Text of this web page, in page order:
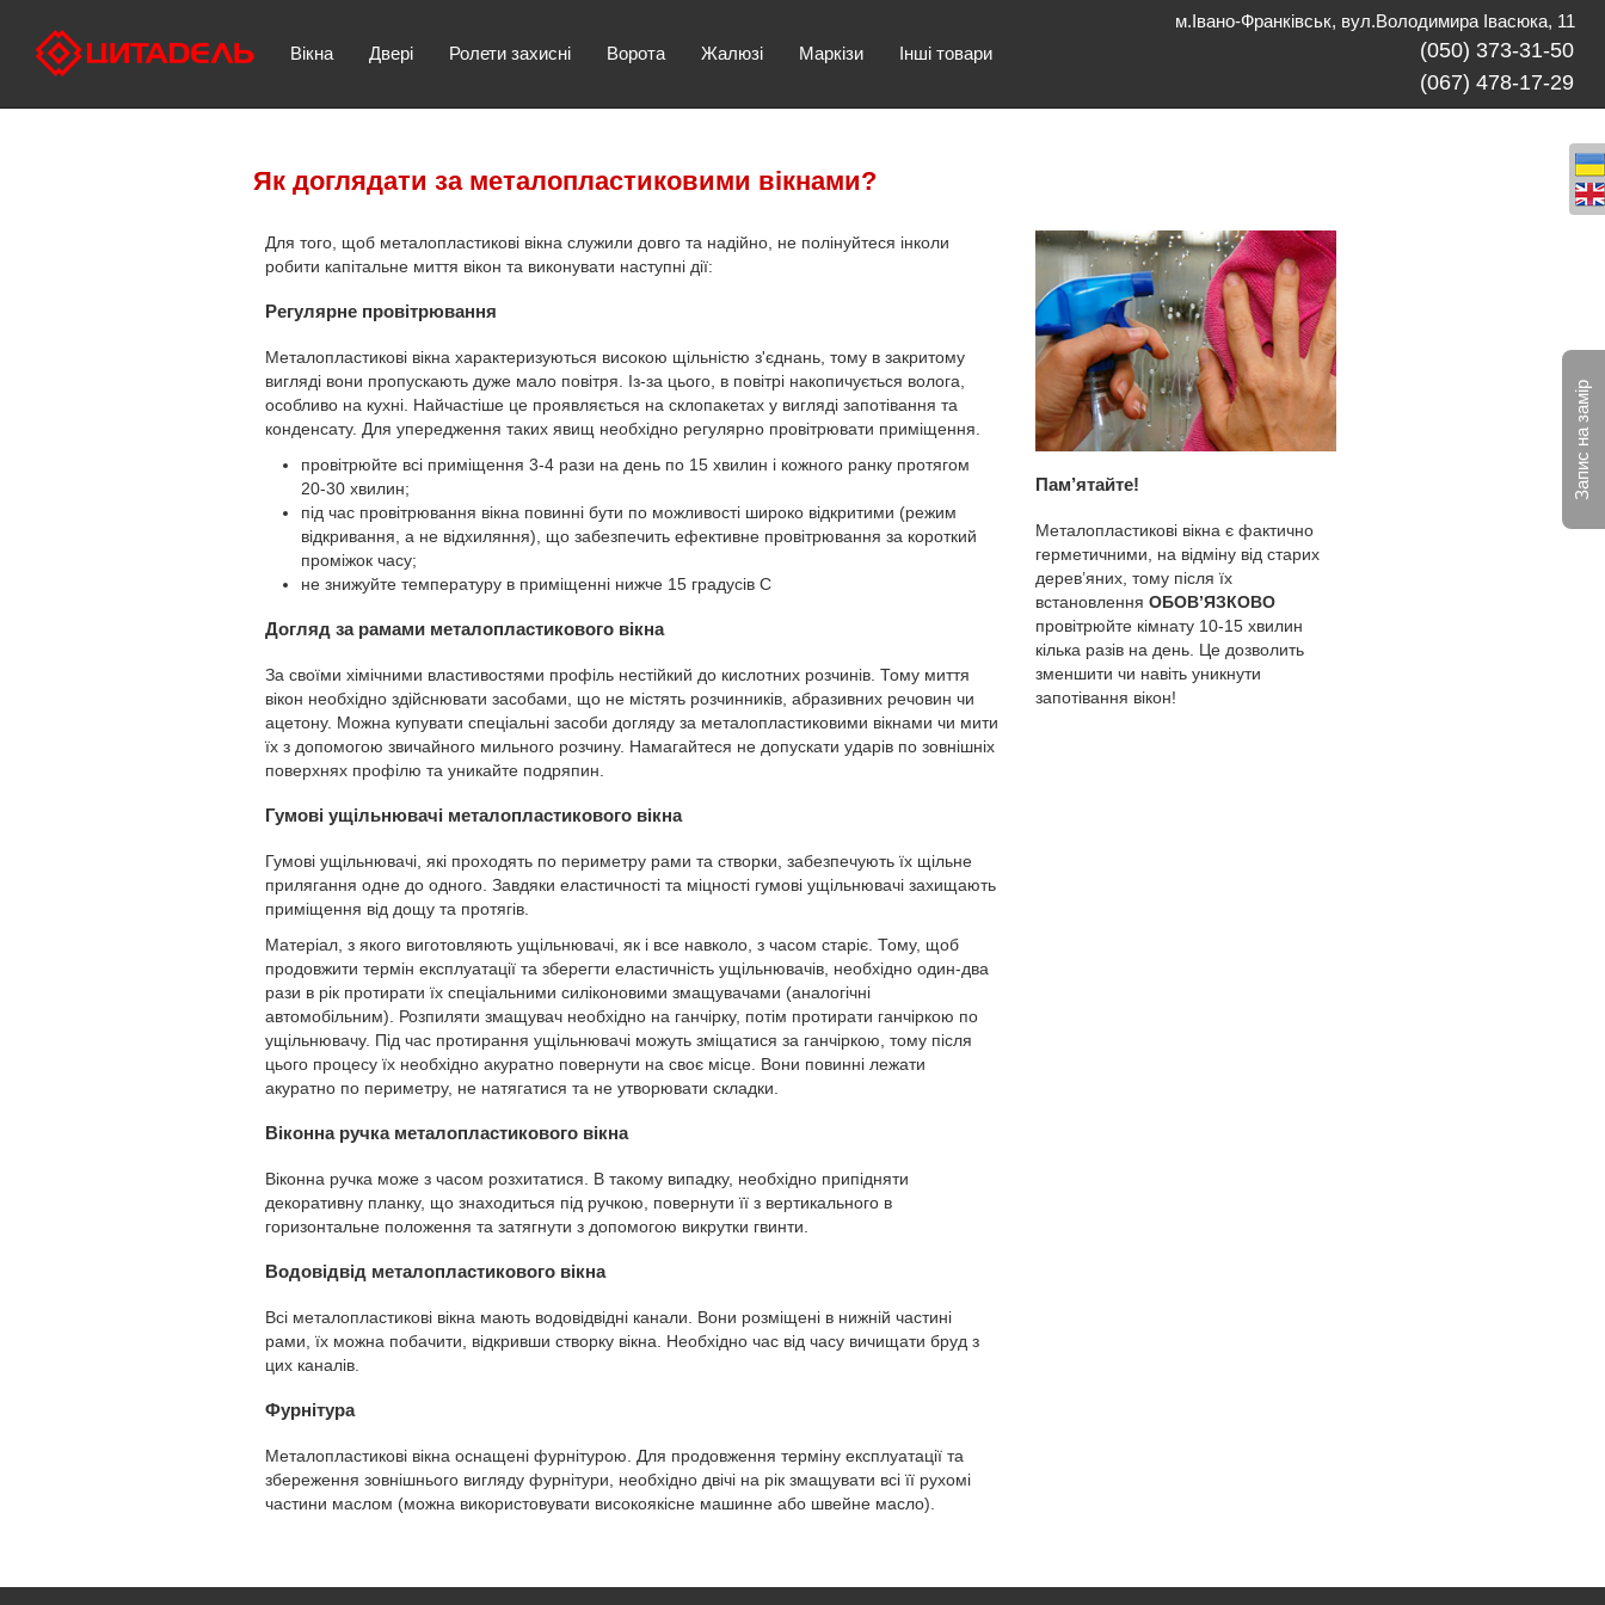
м.Івано-Франківськ, вул.Володимира Івасюка, 11
(050) 373-31-50
(067) 478-17-29
Вікна Двері Ролети захисні Ворота Жалюзі Маркізи Інші товари
Як доглядати за металопластиковими вікнами?
Для того, щоб металопластикові вікна служили довго та надійно, не полінуйтеся інколи
робити капітальне миття вікон та виконувати наступні дії:
Регулярне провітрювання
Металопластикові вікна характеризуються високою щільністю з'єднань, тому в закритому
вигляді вони пропускають дуже мало повітря. Із-за цього, в повітрі накопичується волога,
особливо на кухні. Найчастіше це проявляється на склопакетах у вигляді запотівання та
конденсату. Для упередження таких явищ необхідно регулярно провітрювати приміщення.
провітрюйте всі приміщення 3-4 рази на день по 15 хвилин і кожного ранку протягом
20-30 хвилин;
під час провітрювання вікна повинні бути по можливості широко відкритими (режим
відкривання, а не відхиляння), що забезпечить ефективне провітрювання за короткий
проміжок часу;
не знижуйте температуру в приміщенні нижче 15 градусів С
Догляд за рамами металопластикового вікна
За своїми хімічними властивостями профіль нестійкий до кислотних розчинів. Тому миття
вікон необхідно здійснювати засобами, що не містять розчинників, абразивних речовин чи
ацетону. Можна купувати спеціальні засоби догляду за металопластиковими вікнами чи мити
їх з допомогою звичайного мильного розчину. Намагайтеся не допускати ударів по зовнішніх
поверхнях профілю та уникайте подряпин.
Гумові ущільнювачі металопластикового вікна
Гумові ущільнювачі, які проходять по периметру рами та створки, забезпечують їх щільне
прилягання одне до одного. Завдяки еластичності та міцності гумові ущільнювачі захищають
приміщення від дощу та протягів.
Матеріал, з якого виготовляють ущільнювачі, як і все навколо, з часом старіє. Тому, щоб
продовжити термін експлуатації та зберегти еластичність ущільнювачів, необхідно один-два
рази в рік протирати їх спеціальними силіконовими змащувачами (аналогічні
автомобільним). Розпиляти змащувач необхідно на ганчірку, потім протирати ганчіркою по
ущільнювачу. Під час протирання ущільнювачі можуть зміщатися за ганчіркою, тому після
цього процесу їх необхідно акуратно повернути на своє місце. Вони повинні лежати
акуратно по периметру, не натягатися та не утворювати складки.
Віконна ручка металопластикового вікна
Віконна ручка може з часом розхитатися. В такому випадку, необхідно припідняти
декоративну планку, що знаходиться під ручкою, повернути її з вертикального в
горизонтальне положення та затягнути з допомогою викрутки гвинти.
Водовідвід металопластикового вікна
Всі металопластикові вікна мають водовідвідні канали. Вони розміщені в нижній частині
рами, їх можна побачити, відкривши створку вікна. Необхідно час від часу вичищати бруд з
цих каналів.
Фурнітура
Металопластикові вікна оснащені фурнітурою. Для продовження терміну експлуатації та
збереження зовнішнього вигляду фурнітури, необхідно двічі на рік змащувати всі її рухомі
частини маслом (можна використовувати високоякісне машинне або швейне масло).
Пам’ятайте!
Металопластикові вікна є фактично
герметичними, на відміну від старих
дерев’яних, тому після їх
встановлення ОБОВ’ЯЗКОВО
провітрюйте кімнату 10-15 хвилин
кілька разів на день. Це дозволить
зменшити чи навіть уникнути
запотівання вікон!
Запис на замір